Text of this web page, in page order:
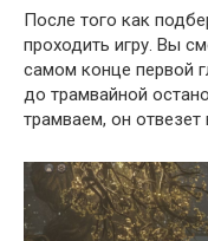
После того как
проходить игру. Вы
самом конце первой
до трамвайной
трамваем, он отвезет